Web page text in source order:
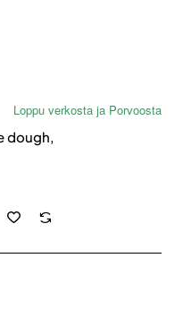
Loppu verkosta ja Porvoosta
dough,